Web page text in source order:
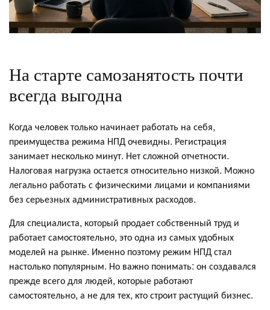
На старте самозанятость почти
всегда выгодна
Когда человек только начинает работать на себя,
преимущества режима НПД очевидны. Регистрация
занимает несколько минут. Нет сложной отчетности.
Налоговая нагрузка остается относительно низкой. Можно
легально работать с физическими лицами и компаниями
без серьезных административных расходов.
Для специалиста, который продает собственный труд и
работает самостоятельно, это одна из самых удобных
моделей на рынке. Именно поэтому режим НПД стал
настолько популярным. Но важно понимать: он создавался
прежде всего для людей, которые работают
самостоятельно, а не для тех, кто строит растущий бизнес.